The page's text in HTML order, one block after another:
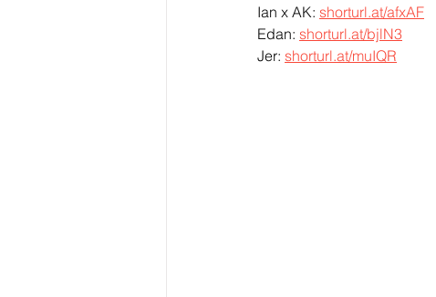
Ian x AK: shorturl.at/afxAF
Edan: shorturl.at/bjlN3
Jer: shorturl.at/muIQR